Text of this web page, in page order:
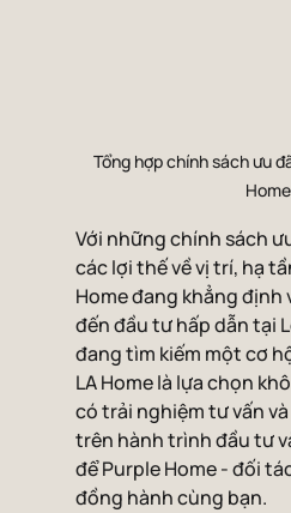
Tổng hợp chính sách ưu
Home
Với những chính sách
các lợi thế về vị trí, hạ
Home đang khẳng định
đến đầu tư hấp dẫn tại
đang tìm kiếm một cơ
LA Home là lựa chọn
có trải nghiệm tư vấn
trên hành trình đầu tư
để Purple Home - đối
đồng hành cùng bạn.